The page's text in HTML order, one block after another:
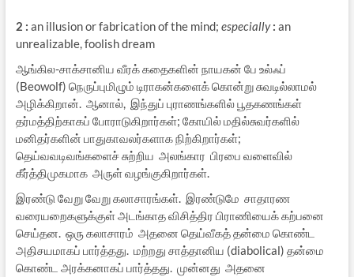
2 : an illusion or fabrication of the mind; especially : an
unrealizable, foolish dream
ஆங்கில-சாக்சானிய வீரக் கதைகளின் நாயகன் பே உல்ஃப்
(Beowolf) நெருப்புமிழும் டிராகன்களைக் கொன்று சுவடில்லாமல்
அழிக்கிறான். ஆனால், இந்துப் புராணங்களில் பூதகணங்கள்
தர்மத்திற்காகப் போராடுகிறார்கள்; கோயில் மதில்சுவர்களில்
மனிதர்களின் பாதுகாவலர்களாக நிற்கிறார்கள்;
தெய்வவடிவங்களைச் சுற்றிய அலங்கார பிரபை வளைவில்
கீர்த்திமுகமாக அருள் வழங்குகிறார்கள்.
இரண்டு வேறு வேறு கலாசாரங்கள். இரண்டுமே சாதாரண
வரையறைகளுக்குள் அடங்காத விசித்திர பிராணியைக் கற்பனை
செய்தன. ஒரு கலாசாரம் அதனை தெய்வீகத் தன்மை கொண்ட
அதிசயமாகப் பார்த்தது. மற்றது சாத்தானிய (diabolical) தன்மை
கொண்ட அரக்கனாகப் பார்த்தது. முன்னது அதனை